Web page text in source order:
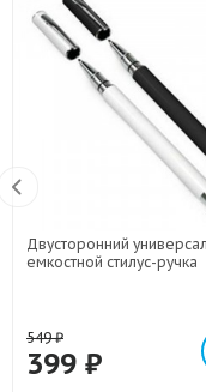
Двусторонний
емкостной стилус-ручка
549₽
399 ₽